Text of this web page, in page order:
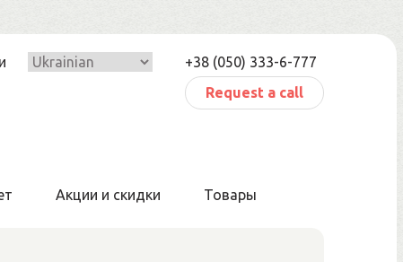
+38 (050) 333-6-777
Request a call
Акции и скидки Товары